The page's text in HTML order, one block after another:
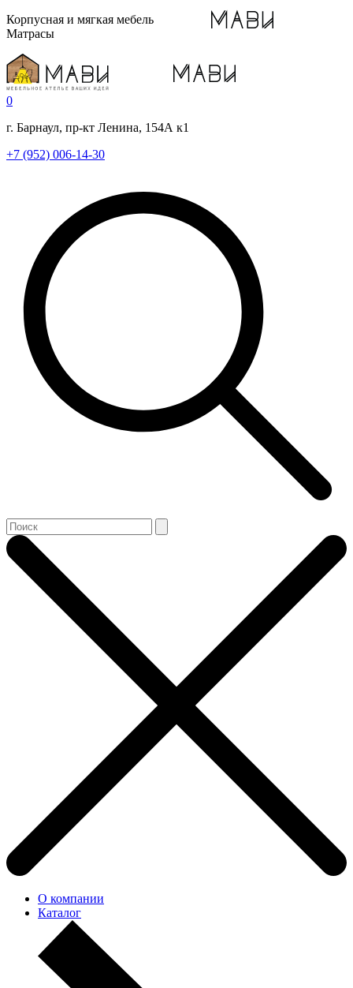
Корпусная и мягкая мебель
Матрасы
0
г. Барнаул, пр-кт Ленина, 154А к1
+7 (952) 006-14-30
О компании
Каталог